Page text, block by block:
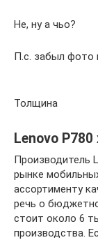
Не, ну а чьо?
П.с. забыл фото
Толщина
Lenovo
Производитель
рынке
ассортименту
речь о
стоит около 6
производства.